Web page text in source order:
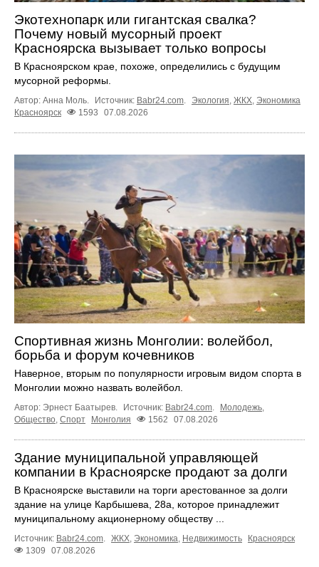
Экотехнопарк или гигантская свалка?
Почему новый мусорный проект
Красноярска вызывает только вопросы
В Красноярском крае, похоже, определились с будущим
мусорной реформы.
Автор: Анна Моль. Источник: Babr24.com. Экология, ЖКХ, Экономика
Красноярск
1593 07.08.2026
Спортивная жизнь Монголии: волейбол,
борьба и форум кочевников
Наверное, вторым по популярности игровым видом спорта в
Монголии можно назвать волейбол.
Автор: Эрнест Баатырев. Источник: Babr24.com. Молодежь,
Общество, Спорт Монголия 1562 07.08.2026
Здание муниципальной управляющей
компании в Красноярске продают за долги
В Красноярске выставили на торги арестованное за долги
здание на улице Карбышева, 28а, которое принадлежит
муниципальному акционерному обществу ...
Источник: Babr24.com. ЖКХ, Экономика, Недвижимость
Красноярск
1309
07.08.2026